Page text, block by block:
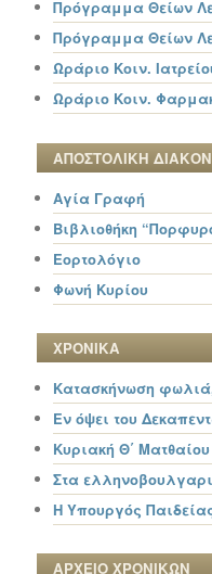
Πρόγραμμα Θείων
Πρόγραμμα Θείων
Ωράριο Κοιν.
Ωράριο Κοιν.
ΑΠΟΣΤΟΛΙΚΗ
Αγία Γραφή
Βιβλιοθήκη
Εορτολόγιο
Φωνή Κυρίου
ΧΡΟΝΙΚΑ
Κατασκήνωση
Εν όψει του
Κυριακή Θ΄ Ματθαίου
Στα
Η Υπουργός
ΑΡΧΕΙΟ ΧΡΟΝΙΚΩΝ